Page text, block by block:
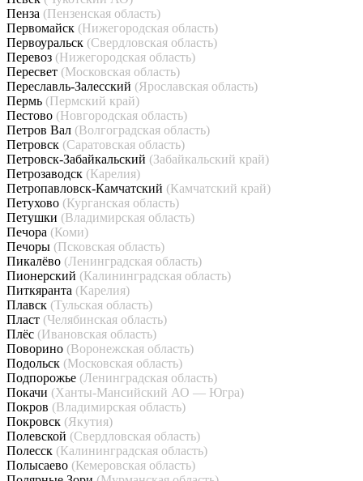
Пенза (Пензенская область)
Первомайск (Нижегородская область)
Первоуральск (Свердловская область)
Перевоз (Нижегородская область)
Пересвет (Московская область)
Переславль-Залесский (Ярославская область)
Пермь (Пермский край)
Пестово (Новгородская область)
Петров Вал (Волгоградская область)
Петровск (Саратовская область)
Петровск-Забайкальский (Забайкальский край)
Петрозаводск (Карелия)
Петропавловск-Камчатский (Камчатский край)
Петухово (Курганская область)
Петушки (Владимирская область)
Печора (Коми)
Печоры (Псковская область)
Пикалёво (Ленинградская область)
Пионерский (Калининградская область)
Питкяранта (Карелия)
Плавск (Тульская область)
Пласт (Челябинская область)
Плёс (Ивановская область)
Поворино (Воронежская область)
Подольск (Московская область)
Подпорожье (Ленинградская область)
Покачи (Ханты-Мансийский АО — Югра)
Покров (Владимирская область)
Покровск (Якутия)
Полевской (Свердловская область)
Полесск (Калининградская область)
Полысаево (Кемеровская область)